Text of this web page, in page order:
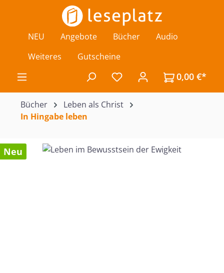
Zum Hauptinhalt springen
NEU Angebote Bücher
Audio
Weiteres
Gutscheine
Du hast 0 Produkte auf
0,00 €*
Bücher
Leben als Christ
In Hingabe leben
Neu
Bildergalerie überspringen